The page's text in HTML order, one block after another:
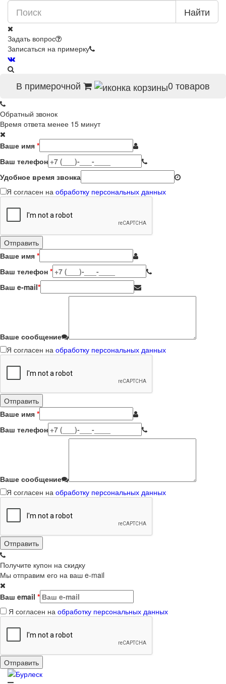
Найти
Задать вопрос
Записаться на примерку
В примерочной 0 товаров
Обратный звонок
Время ответа менее 15 минут
Ваше имя *
Ваш телефон
Удобное время звонка
Я согласен на обработку персональных данных
Ваше имя *
Ваш телефон *
Ваш e-mail*
Ваше сообщение
Я согласен на обработку персональных данных
Ваше имя *
Ваш телефон
Ваше сообщение
Я согласен на обработку персональных данных
Получите купон на скидку
Мы отправим его на ваш e-mail
Ваш email *
Я согласен на обработку персональных данных